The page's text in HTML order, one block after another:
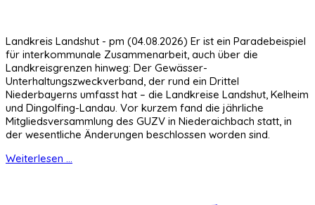
Landkreis Landshut - pm (04.08.2026) Er ist ein Paradebeispiel
für interkommunale Zusammenarbeit, auch über die
Landkreisgrenzen hinweg: Der Gewässer-
Unterhaltungszweckverband, der rund ein Drittel
Niederbayerns umfasst hat – die Landkreise Landshut, Kelheim
und Dingolfing-Landau. Vor kurzem fand die jährliche
Mitgliedsversammlung des GUZV in Niederaichbach statt, in
der wesentliche Änderungen beschlossen worden sind.
Weiterlesen ...